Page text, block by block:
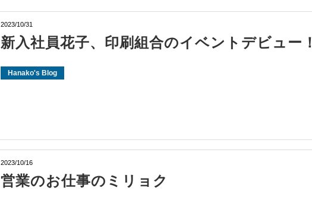
2023/10/31
新入社員花子、印刷組合のイベントデビュー！
Hanako's Blog
2023/10/16
営業のお仕事のミリョク